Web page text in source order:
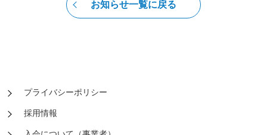
お知らせ一覧に戻る
プライバシーポリシー
採用情報